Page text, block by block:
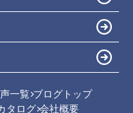
一覧 ブログトップ
タログ 会社概要